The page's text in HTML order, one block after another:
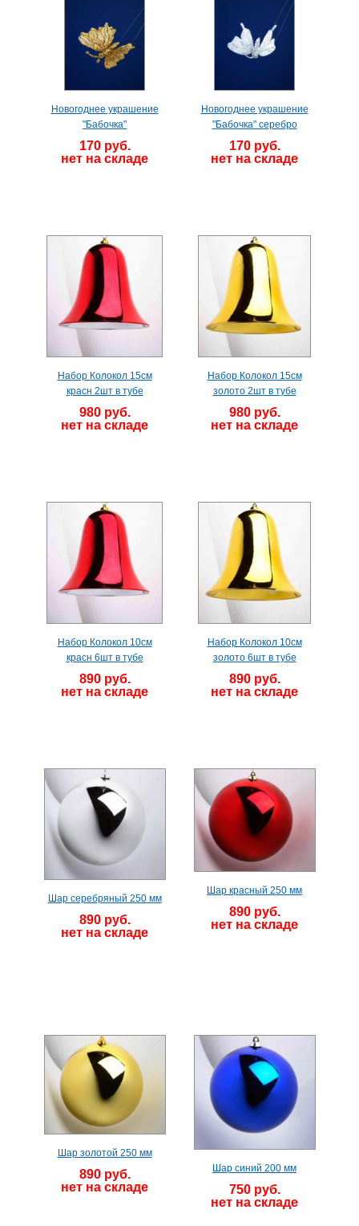
Новогоднее украшение
"Бабочка"
170 руб.
нет на складе
Новогоднее украшение
"Бабочка" серебро
170 руб.
нет на складе
Набор Колокол 15см
красн 2шт в тубе
980 руб.
нет на складе
Набор Колокол 15см
золото 2шт в тубе
980 руб.
нет на складе
Набор Колокол 10см
красн 6шт в тубе
890 руб.
нет на складе
Набор Колокол 10см
золото 6шт в тубе
890 руб.
нет на складе
Шар серебряный 250 мм
890 руб.
нет на складе
Шар красный 250 мм
890 руб.
нет на складе
Шар золотой 250 мм
890 руб.
нет на складе
Шар синий 200 мм
750 руб.
нет на складе